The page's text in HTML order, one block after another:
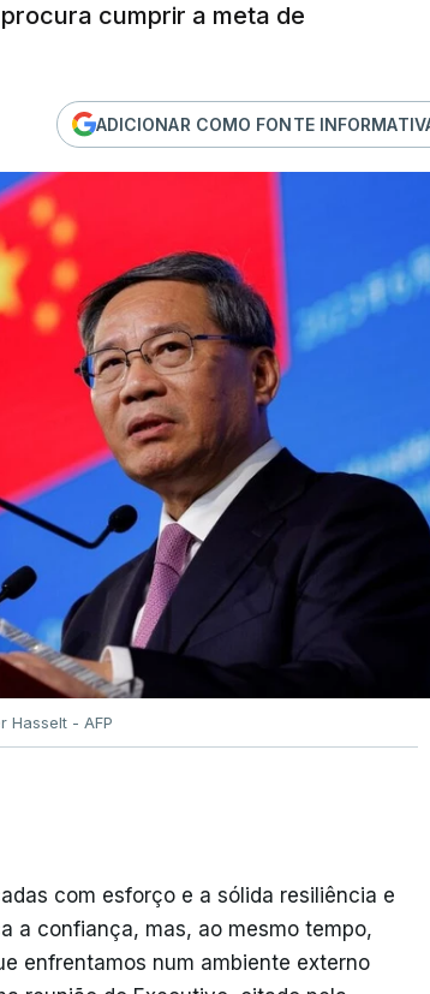
cumprir a meta de
ADICIONAR COMO FONTE
Hasselt - AFP
com esforço e a sólida resiliência e
a confiança, mas, ao mesmo tempo,
enfrentamos num ambiente externo